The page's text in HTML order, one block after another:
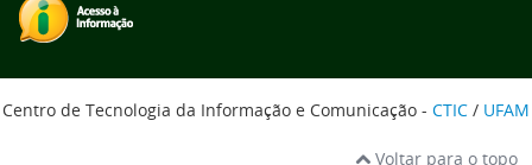
Centro de Tecnologia da Informação e Comunicação - CTIC / UFAM
Voltar para o topo